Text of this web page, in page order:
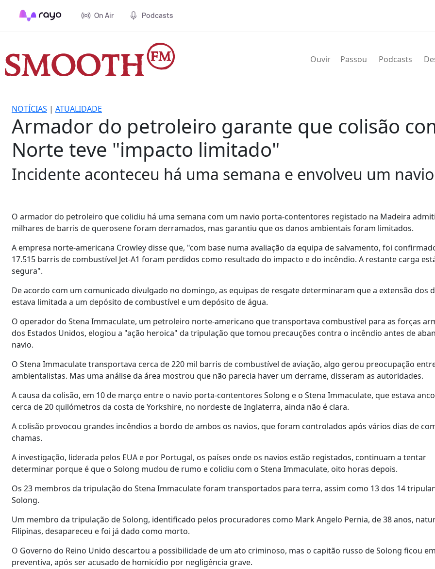
On Air Podcasts
Ouvir Passou Podcasts
NOTÍCIAS | ATUALIDADE
Armador do petroleiro garante que colisão
Norte teve "impacto limitado"
Incidente aconteceu há uma semana e envolveu um
O armador do petroleiro que colidiu há uma semana com um navio porta-contentores registado na Madeira
milhares de barris de querosene foram derramados, mas garantiu que os danos ambientais foram limitados.
A empresa norte-americana Crowley disse que, "com base numa avaliação da equipa de salvamento, foi
17.515 barris de combustível Jet-A1 foram perdidos como resultado do impacto e do incêndio. A restante carga
segura".
De acordo com um comunicado divulgado no domingo, as equipas de resgate determinaram que a extensão dos
estava limitada a um depósito de combustível e um depósito de água.
O operador do Stena Immaculate, um petroleiro norte-americano que transportava combustível para as forças
dos Estados Unidos, elogiou a "ação heroica" da tripulação que tomou precauções contra o incêndio antes de
navio.
O Stena Immaculate transportava cerca de 220 mil barris de combustível de aviação, algo gerou preocupação
ambientalistas. Mas uma análise da área mostrou que não parecia haver um derrame, disseram as autoridades.
A causa da colisão, em 10 de março entre o navio porta-contentores Solong e o Stena Immaculate, que estava
cerca de 20 quilómetros da costa de Yorkshire, no nordeste de Inglaterra, ainda não é clara.
A colisão provocou grandes incêndios a bordo de ambos os navios, que foram controlados após vários dias de
chamas.
A investigação, liderada pelos EUA e por Portugal, os países onde os navios estão registados, continuam a tentar
determinar porque é que o Solong mudou de rumo e colidiu com o Stena Immaculate, oito horas depois.
Os 23 membros da tripulação do Stena Immaculate foram transportados para terra, assim como 13 dos 14
Solong.
Um membro da tripulação de Solong, identificado pelos procuradores como Mark Angelo Pernia, de 38 anos,
Filipinas, desapareceu e foi já dado como morto.
O Governo do Reino Unido descartou a possibilidade de um ato criminoso, mas o capitão russo de Solong ficou
preventiva, após ser acusado de homicídio por negligência grave.